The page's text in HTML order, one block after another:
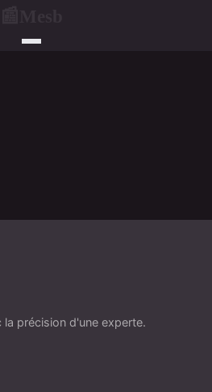
précision d'une experte.